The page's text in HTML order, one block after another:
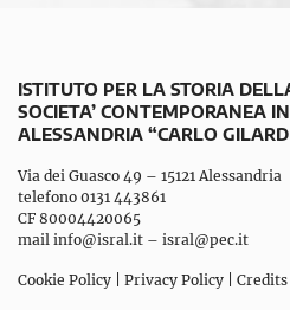
ISTITUTO PER LA STORIA
SOCIETA’ CONTEMPORANEA
ALESSANDRIA “CARLO
Via dei Guasco 49 – 15121 Alessandria
telefono 0131 443861
CF 80004420065
mail info@isral.it – isral@pec.it
Cookie Policy Privacy Policy Credits